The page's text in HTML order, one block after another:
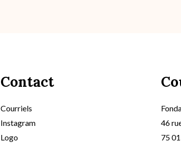
Contact
Courriels
Instagram
Logo
46
75